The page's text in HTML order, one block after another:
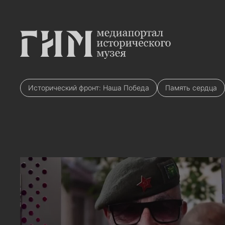
Исторический фронт: Наша Победа Память сердца